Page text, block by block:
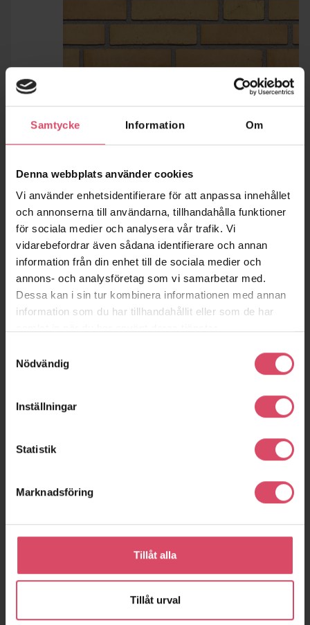
Samtycke Information Om
Denna webbplats använder cookies
Vi använder enhetsidentifierare för att anpassa innehållet
och annonserna till användarna, tillhandahålla funktioner
för sociala medier och analysera vår trafik. Vi
vidarebefordrar även sådana identifierare och annan
information från din enhet till de sociala medier och
annons- och analysföretag som vi samarbetar med.
Dessa kan i sin tur kombinera informationen med annan
information som du har tillhandahållit eller som de har
Nödvändig
Inställningar
Statistik
Marknadsföring
Tillåt alla
Tillåt urval